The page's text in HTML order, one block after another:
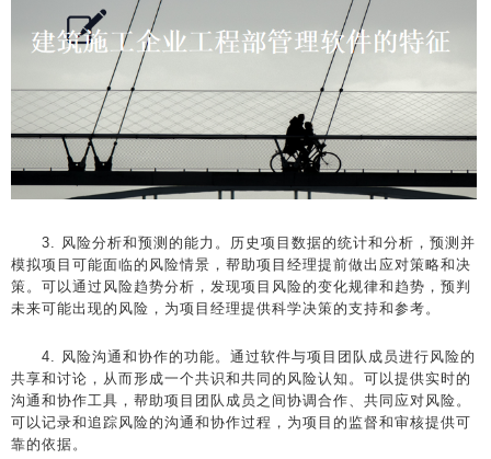
3. 风险分析和预测的能力。历史项目数据的统计和分析，预测并
模拟项目可能面临的风险情景，帮助项目经理提前做出应对策略和决
策。可以通过风险趋势分析，发现项目风险的变化规律和趋势，预判
未来可能出现的风险，为项目经理提供科学决策的支持和参考。
4. 风险沟通和协作的功能。通过软件与项目团队成员进行风险的
共享和讨论，从而形成一个共识和共同的风险认知。可以提供实时的
沟通和协作工具，帮助项目团队成员之间协调合作、共同应对风险。
可以记录和追踪风险的沟通和协作过程，为项目的监督和审核提供可
靠的依据。